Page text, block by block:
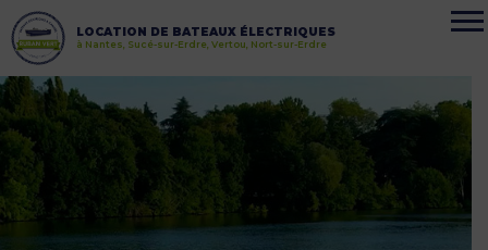
LOCATION DE BATEAUX ÉLECTRIQUES
à Nantes, Sucé-sur-Erdre, Vertou, Nort-sur-Erdre